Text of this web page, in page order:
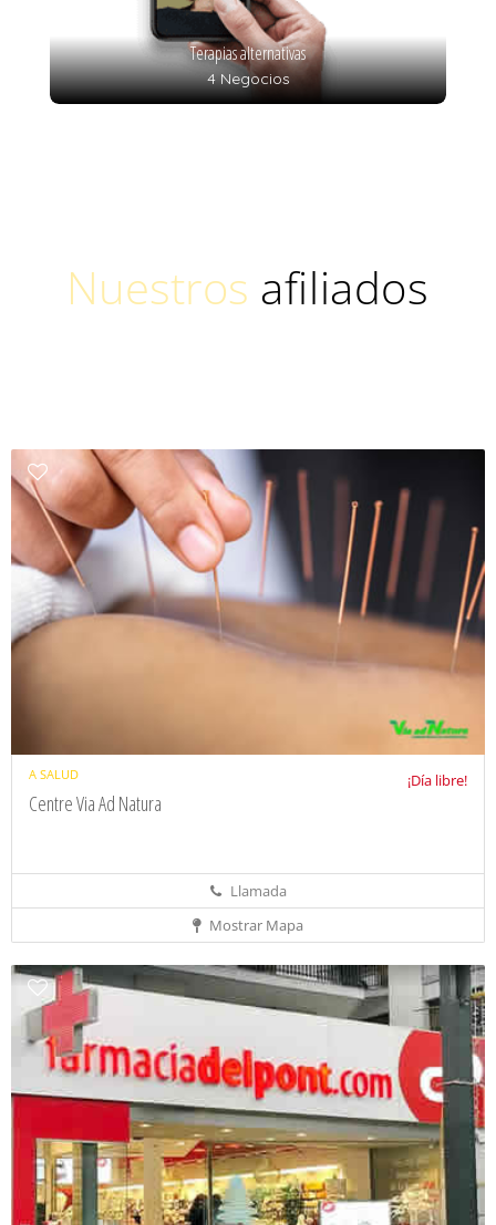
Terapias alternativas
4 Negocios
Nuestros afiliados
A SALUD ¡Día libre!
Centre Via Ad Natura
Llamada
Mostrar Mapa